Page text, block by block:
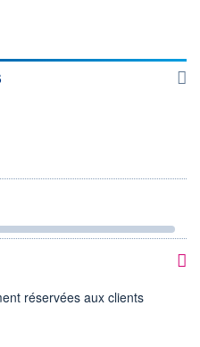
réservées aux clients